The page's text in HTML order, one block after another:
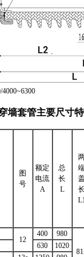
墙套管主要尺寸
图
号
额定
电流
A
总
长
L
12
400 980
630
1020